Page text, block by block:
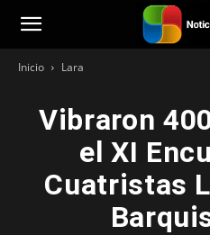
Noticias251
Inicio Lara
Vibraron
el XI
Cuatristas